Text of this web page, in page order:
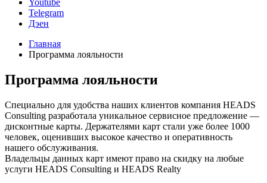
Youtube
Telegram
Дэен
Главная
Программа лояльности
Программа лояльности
Специально для удобства наших клиентов компания HEADS
Consulting разработала уникальное сервисное предложение —
дисконтные карты. Держателями карт стали уже более 1000
человек, оценивших высокое качество и оперативность
нашего обслуживания.
Владельцы данных карт имеют право на скидку на любые
услуги HEADS Consulting и HEADS Realty